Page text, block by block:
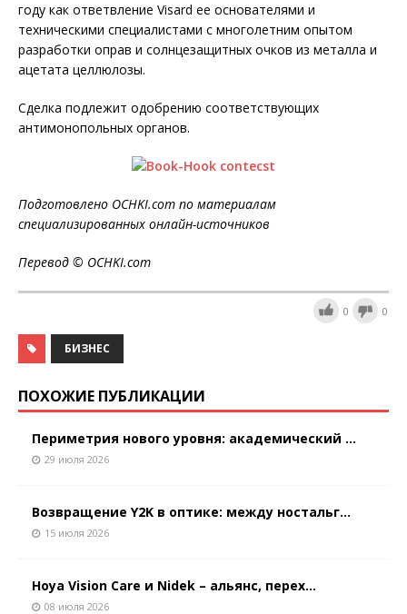
году как ответвление Visard ее основателями и
техническими специалистами с многолетним опытом
разработки оправ и солнцезащитных очков из металла и
ацетата целлюлозы.
Сделка подлежит одобрению соответствующих
антимонопольных органов.
Подготовлено OCHKI.com по материалам
специализированных онлайн-источников
Перевод © OCHKI.com
0 0
БИЗНЕС
ПОХОЖИЕ ПУБЛИКАЦИИ
Периметрия нового уровня: академический ...
29 июля 2026
Возвращение Y2K в оптике: между ностальг...
15 июля 2026
Hoya Vision Care и Nidek – альянс, перех...
08 июля 2026